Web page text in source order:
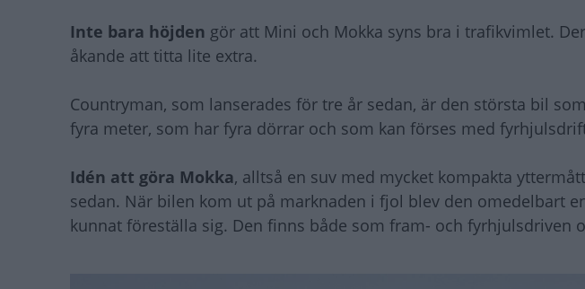
Inte bara höjden gör att Mini och Mokka syns bra i trafikvimlet.
åkande att titta lite extra.
Countryman, som lanserades för tre år sedan, är den största bil
fyra meter, som har fyra dörrar och som kan förses med
Idén att göra Mokka, alltså en suv med mycket kompakta
sedan. När bilen kom ut på marknaden i fjol blev den omedelbart
kunnat föreställa sig. Den finns både som fram- och fyrhjulsdriven